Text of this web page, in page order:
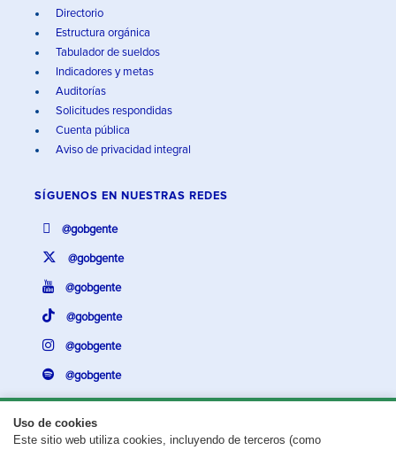
Uso de cookies
Este sitio web utiliza cookies, incluyendo de terceros (como
Directorio
Estructura orgánica
Tabulador de sueldos
Indicadores y metas
Auditorías
Solicitudes respondidas
Cuenta pública
Aviso de privacidad integral
SÍGUENOS EN NUESTRAS REDES
@gobgente
@gobgente
@gobgente
@gobgente
@gobgente
@gobgente
¿Existe algún problema con esta página?Repórtalo aquí.